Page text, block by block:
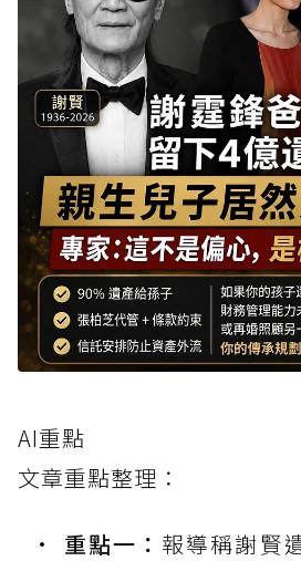
AI重點
文章重點整理：
重點一： 報導稱謝賢